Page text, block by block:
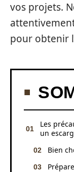
vos projets.
pour obtenir
Les
un
Bien